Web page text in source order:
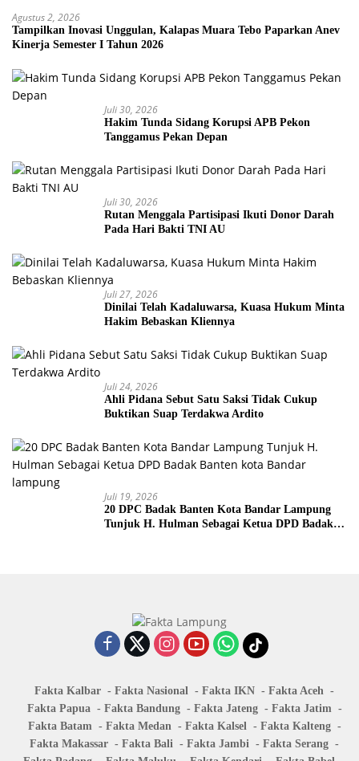
Agustus 2, 2026
Tampilkan Inovasi Unggulan, Kalapas Muara Tebo Paparkan Anev
Kinerja Semester I Tahun 2026
Juli 30, 2026
Hakim Tunda Sidang Korupsi APB Pekon
Tanggamus Pekan Depan
Juli 30, 2026
Rutan Menggala Partisipasi Ikuti Donor Darah
Pada Hari Bakti TNI AU
Juli 27, 2026
Dinilai Telah Kadaluwarsa, Kuasa Hukum Minta
Hakim Bebaskan Kliennya
Juli 24, 2026
Ahli Pidana Sebut Satu Saksi Tidak Cukup
Buktikan Suap Terdakwa Ardito
Juli 19, 2026
20 DPC Badak Banten Kota Bandar Lampung
Tunjuk H. Hulman Sebagai Ketua DPD Badak
Fakta Kalbar Fakta Nasional Fakta IKN
Fakta Aceh
Fakta Papua
Fakta Bandung Fakta Jateng
Fakta Jatim
Fakta Batam
Fakta Medan Fakta Kalsel
Fakta Kalteng
Fakta Makassar
Fakta Bali Fakta Jambi
Fakta Serang